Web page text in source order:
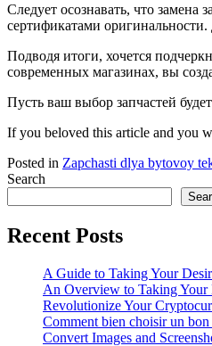
Следует осознавать, что
сертификатами
Подводя итоги, хочется
современных магазинах, вы
Пусть ваш выбор запчастей
If you beloved this article and you
Posted in Zapchasti dlya bytovoy
Search
Recent Posts
A Guide to Taking Your
An Overview to Taking Your
Revolutionize Your
Comment bien choisir un
Convert Images and